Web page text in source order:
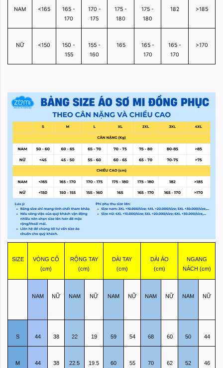
NAM <165
165 -
170
170 -
175
175 -
180
175 -
180
182 >185
NỮ <150
150 -
155
155 -
160
165
165 -
170
165 -
170
>170
SIZE
VÒNG CỔ
(cm)
RỘNG TAY
(cm)
DÀI TAY
(cm)
DÀI ÁO
(cm)
NGANG
NÁCH (cm)
NAM NỮ NAM NỮ NAM NỮ NAM NỮ NAM NỮ
S 44 38 22 19 59 54 68 60 50 44
M 44 38 22.5 19.5 60 55 70 62 52 46